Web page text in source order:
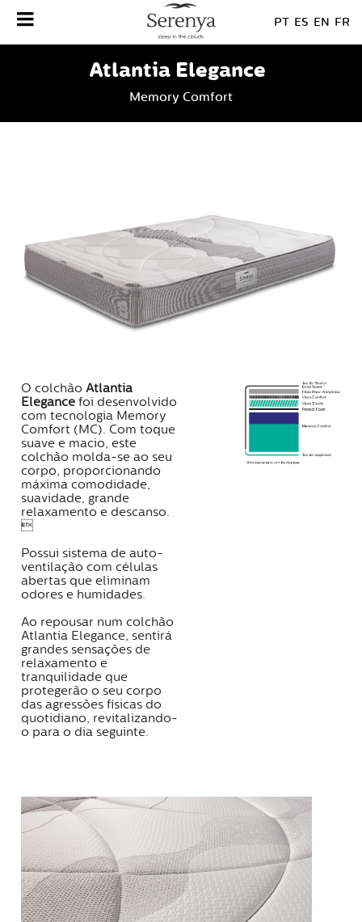
PT ES EN FR
Atlantia Elegance
Memory Comfort
O colchãoAtlantia
Elegance foi desenvolvido
com tecnologia Memory
Comfort (MC). Com toque
suave e macio, este
colchão molda-se ao seu
corpo, proporcionando
máxima comodidade,
suavidade, grande
relaxamento e descanso.

Possui sistema de auto-
ventilação com células
abertas que eliminam
odores e humidades.
Ao repousar num colchão
Atlantia Elegance, sentirá
grandes sensações de
relaxamento e
tranquilidade que
protegerão o seu corpo
das agressões físicas do
quotidiano, revitalizando-
o para o dia seguinte.